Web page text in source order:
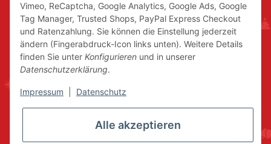
Vimeo, ReCaptcha, Google Analytics, Google Ads, Google
Tag Manager, Trusted Shops, PayPal Express Checkout
und Ratenzahlung. Sie können die Einstellung jederzeit
ändern (Fingerabdruck-Icon links unten). Weitere Details
finden Sie unter Konfigurieren und in unserer
Datenschutzerklärung.
Impressum Datenschutz
Alle akzeptieren